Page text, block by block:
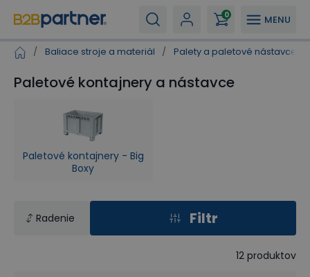
MENU
0
/ Baliace stroje a materiál / Palety a paletové nástavce
Paletové kontajnery a nástavce
Paletové kontajnery - Big
Boxy
Radenie Filtr
12 produktov